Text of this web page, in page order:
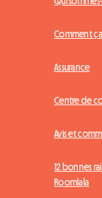
Comment
Assurance
Centre de
Avis et
12 bonnes
Roomlala